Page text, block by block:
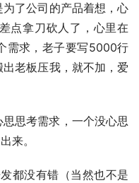
了公司的产品着想，心
点拿刀砍人了，心里在
需求，老子要写5000行
老板压我，就不加，爱
思考需求，一个没心思
来。
都没有错（当然也不是